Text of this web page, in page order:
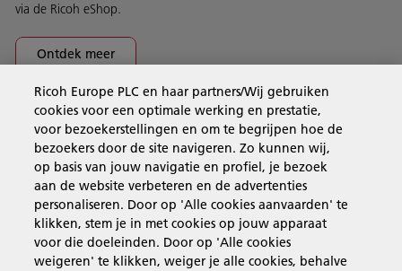
via de Ricoh eShop.
Ontdek meer
Business Solutions
Producten en services
Support en contact
Ricoh Europe PLC en haar partners/Wij gebruiken
cookies voor een optimale werking en prestatie,
voor bezoekerstellingen en om te begrijpen hoe de
bezoekers door de site navigeren. Zo kunnen wij,
op basis van jouw navigatie en profiel, je bezoek
aan de website verbeteren en de advertenties
personaliseren. Door op 'Alle cookies aanvaarden' te
klikken, stem je in met cookies op jouw apparaat
voor die doeleinden. Door op 'Alle cookies
weigeren' te klikken, weiger je alle cookies, behalve